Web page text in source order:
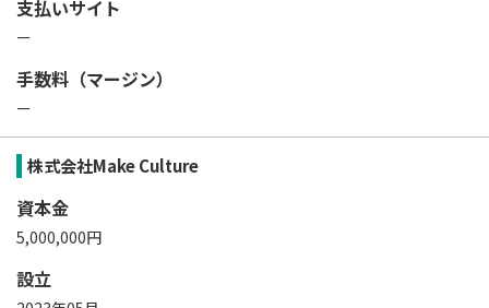
支払いサイト
ー
手数料（マージン）
ー
株式会社Make Culture
資本金
5,000,000円
設立